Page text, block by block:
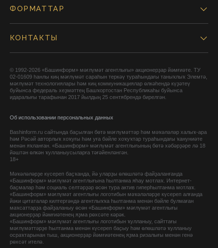
ФОРМАТТАР
КОНТАКТЫ
© 1992-2026 «Башинформ» мәғлүмәт агентлығы» акционерҙар йәмғиәте. ТУ
02-01609 һанлы киң мәғлүмәт сараһын теркәү тураһындағы таныҡлыҡ Элемтә,
мәғлүмәт технологиялары һәм киң коммуникациялар өлкәһендә күҙәтеү
буйынса федераль хеҙмәттең Башҡортостан Республикаһы буйынса
идаралығы тарафынан 2017 йылдың 25 сентябрендә бирелгән.
Об использовании персональных данных
Bashinform.ru сайтында баҫылған бөтә мәғлүмәттәр һәм мәҡәләләр халыҡ-ара
һәм Рәсәй авторлыҡ хоҡуғы һәм уға бәйле хоҡуҡтар тураһындағы ҡануниәте
менән яҡланған. «Башинформ» мәғлүмәт агентлығының бөтә хәбәрҙәре лә 18
йәштән өлкән ҡулланыусыларға тәғәйенләнгән.
18+
Мәҡәләләрҙе күсереп баҫҡанда, йә уларҙы өлөшләтә файҙаланғанда
«Башинформ» мәғлүмәт агентлығына һылтанма яһау мотлаҡ. Интернет-
баҫмалар һәм социаль селтәрҙәр өсөн тура актив гиперһылтанма мотлаҡ.
«Башинформ» мәғлүмәт агентлығы логотибын мәҡәләләрҙе күсереп алғанда
йәки цитаталар килтергәндә агентлыҡҡа һылтанма менән бәйле булмаған
маҡсаттарҙа файҙаланыу өсөн «Башинформ» мәғлүмәт агентлығы
акционерҙар йәмғиәтенең яҙма рөхсәте кәрәк.
«Башинформ» мәғлүмәт агентлығы логотибын ҡулланыу, сайттағы
мәғлүмәттәрҙе һылтанма менән күсереп баҫыу һәм өлөшләтә ҡулланыу
осраҡтарынан тыш, акционерҙар йәмғиәтенең яҙма ризалығы менән генә
рөхсәт ителә.